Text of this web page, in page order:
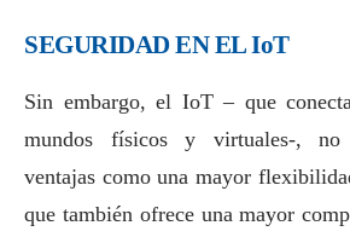
SEGURIDAD EN EL IoT
Sin embargo, el IoT – que
mundos físicos y virtuales-, no
ventajas como una mayor
que también ofrece una mayor